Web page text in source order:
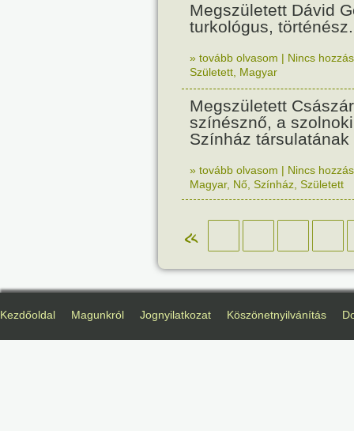
Megszületett Dávid
turkológus, történész.
» tovább olvasom | Nincs
Született Magyar
Megszületett
színésznő, a
Színház
» tovább olvasom | Nincs
Magyar, Nő Színház Született
«
Kezdőoldal Magunkról Jognyilatkozat Köszönetnyilvánítás